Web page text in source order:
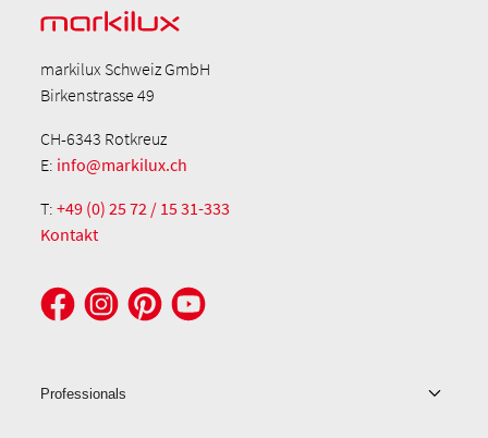
markilux Schweiz GmbH
Birkenstrasse 49
CH-6343 Rotkreuz
E: info@markilux.ch
T:+49 (0) 25 72 / 15 31-333
Kontakt
Professionals